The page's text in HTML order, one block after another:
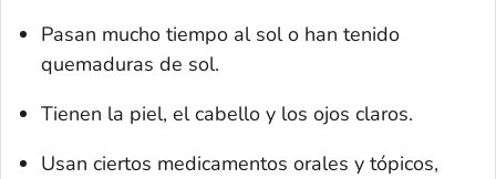
Pasan mucho tiempo al sol o han tenido
quemaduras de sol.
Tienen la piel, el cabello y los ojos claros.
Usan ciertos medicamentos orales y tópicos,